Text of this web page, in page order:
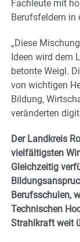
Fachleute mit
Berufsfeldern in
„Diese
Ideen wird dem
betonte Weigl.
von wichtigen
Bildung,
veränderten
Der Landkreis
vielfältigsten
Gleichzeitig
Berufsschulen,
Technischen
Strahlkraft weit